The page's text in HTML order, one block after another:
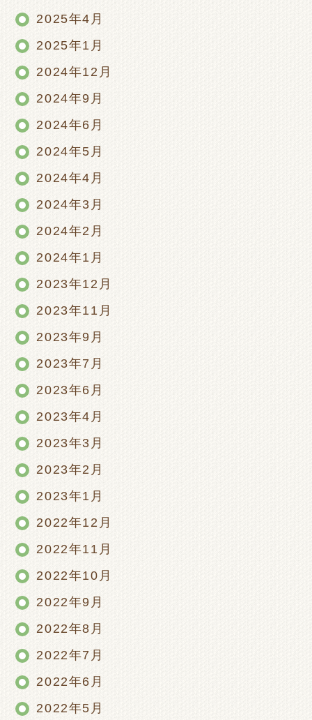
2025年4月
2025年1月
2024年12月
2024年9月
2024年6月
2024年5月
2024年4月
2024年3月
2024年2月
2024年1月
2023年12月
2023年11月
2023年9月
2023年7月
2023年6月
2023年4月
2023年3月
2023年2月
2023年1月
2022年12月
2022年11月
2022年10月
2022年9月
2022年8月
2022年7月
2022年6月
2022年5月